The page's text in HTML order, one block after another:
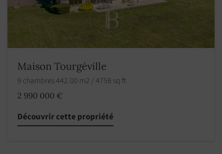
Maison Tourgéville
9 chambres 442.00 m2 / 4758 sq ft
2 990 000 €
Découvrir cette propriété